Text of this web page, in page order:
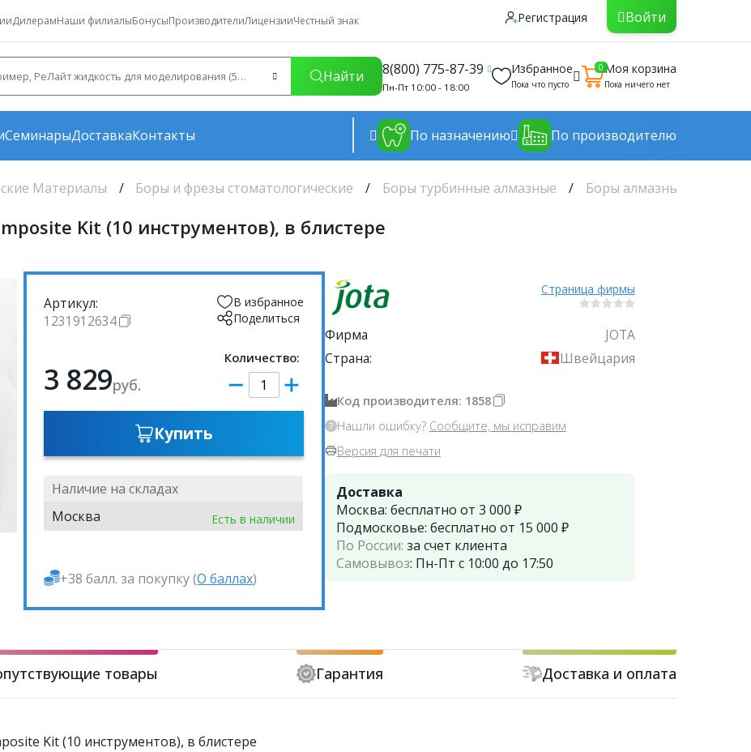
ДилерамНаши филиалыБонусыПроизводителиЛицензииЧестный знак Регистрация Войти
Найти 8(800) 775-87-39
Пн-Пт 10:00 - 18:00
Избранное
Пока что пусто
0Моя корзина
Пока ничего нет
СеминарыДоставкаКонтакты По назначению По производителю
Материалы Боры и фрезы стоматологические Боры турбинные алмазные Боры алмазные Jota
Kit (10 инструментов), в блистере
Артикул:
1231912634
В избранное
Поделиться
3 829руб.
Количество:
Купить
Наличие на складах
Москва
Есть в наличии
+38 балл. за покупку (О баллах)
Страница фирмы
Фирма
JOTA
Страна:
Швейцария
Код производителя: 1858
Нашли ошибку? Сообщите, мы исправим
Версия для печати
Доставка
Москва: бесплатно от 3 000 ₽
Подмосковье: бесплатно от 15 000 ₽
По России: за счет клиента
Самовывоз: Пн-Пт с 10:00 до 17:50
товары Гарантия Доставка и оплата
Kit (10 инструментов), в блистере